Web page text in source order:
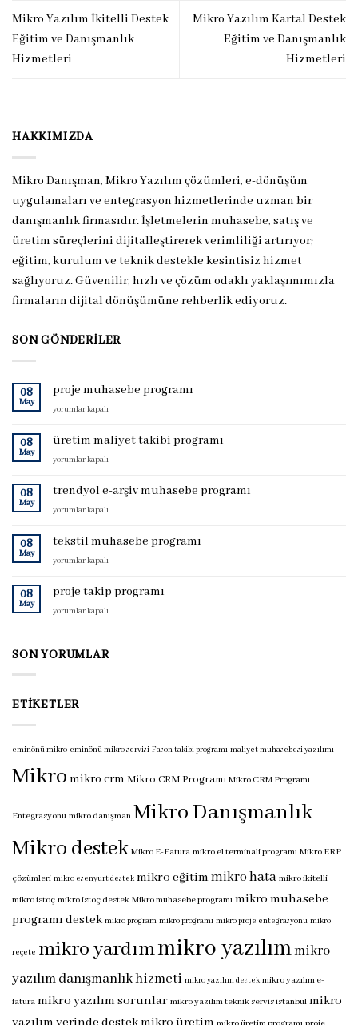
Mikro Yazılım İkitelli Destek
Eğitim ve Danışmanlık
Hizmetleri
Mikro Yazılım Kartal Destek
Eğitim ve Danışmanlık
Hizmetleri
HAKKIMIZDA
Mikro Danışman, Mikro Yazılım çözümleri, e-dönüşüm
uygulamaları ve entegrasyon hizmetlerinde uzman bir
danışmanlık firmasıdır. İşletmelerin muhasebe, satış ve
üretim süreçlerini dijitalleştirerek verimliliği artırıyor;
eğitim, kurulum ve teknik destekle kesintisiz hizmet
sağlıyoruz. Güvenilir, hızlı ve çözüm odaklı yaklaşımımızla
firmaların dijital dönüşümüne rehberlik ediyoruz.
SON GÖNDERILER
08
May
proje muhasebe programı
proje
programı
yorumlar kapalı
08
May
üretim maliyet takibi programı
üretim
takibi
programı
için
yorumlar kapalı
08
May
trendyol e-arşiv muhasebe programı
trendyol
arşiv
programı
yorumlar kapalı
08
May
tekstil muhasebe programı
tekstil
programı
için
yorumlar kapalı
08
May
proje takip programı
proje
için
yorumlar kapalı
SON YORUMLAR
ETIKETLER
eminönü mikro eminönü mikro servisi Fason takibi programı maliyet muhasebesi yazılımı
Mikro mikro crm Mikro CRM Programı Mikro CRM Programı
Entegrasyonu mikro danışman Mikro Danışmanlık
Mikro destek Mikro E-Fatura mikro el terminali programı Mikro ERP
çözümleri mikro esenyurt destek mikro eğitimmikro hata mikro ikitelli
mikro istoç mikro istoç destek Mikro muhasebe programı mikro muhasebe
programı destek mikro program mikro programı mikro proje entegrasyonu mikro
reçete mikro yardımmikro yazılımmikro
yazılım danışmanlık hizmeti mikro yazılım destek mikro yazılım e-
fatura mikro yazılım sorunlar mikro yazılım teknik servis istanbul mikro